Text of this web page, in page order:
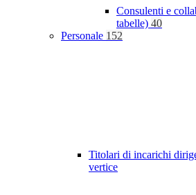
Consulenti e
tabelle) 40
Personale 152
Titolari di incarichi
vertice